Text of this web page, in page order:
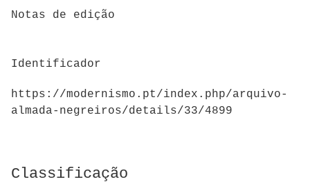
Notas de edição
Identificador
https://modernismo.pt/index.php/arquivo-
almada-negreiros/details/33/4899
Classificação